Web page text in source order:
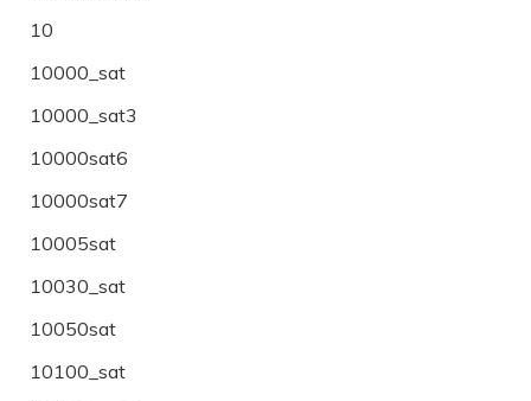
10
10000_sat
10000_sat3
10000sat6
10000sat7
10005sat
10030_sat
10050sat
10100_sat